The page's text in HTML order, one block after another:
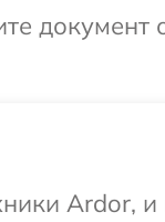
документ
Ardor,